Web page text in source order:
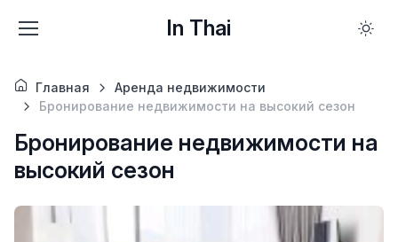
In Thai
Главная
Аренда недвижимости
Бронирование недвижимости на высокий сезон
Бронирование недвижимости на
высокий сезон